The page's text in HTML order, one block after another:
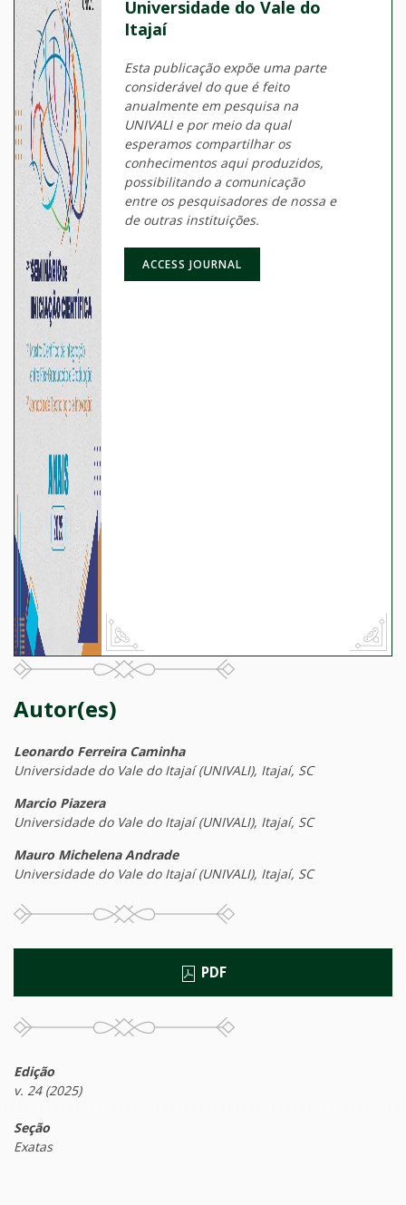
Universidade do Vale do
Itajaí
Esta publicação expõe uma parte
considerável do que é feito
anualmente em pesquisa na
UNIVALI e por meio da qual
esperamos compartilhar os
conhecimentos aqui produzidos,
possibilitando a comunicação
entre os pesquisadores de nossa e
de outras instituições.
ACCESS JOURNAL
Autor(es)
Leonardo Ferreira Caminha
Universidade do Vale do Itajaí (UNIVALI), Itajaí, SC
Marcio Piazera
Universidade do Vale do Itajaí (UNIVALI), Itajaí, SC
Mauro Michelena Andrade
Universidade do Vale do Itajaí (UNIVALI), Itajaí, SC
PDF
Edição
v. 24 (2025)
Seção
Exatas